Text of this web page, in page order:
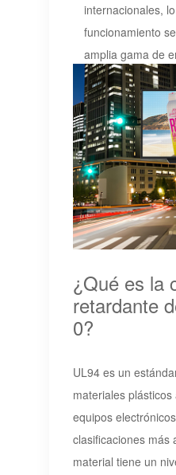
internacionales,
funcionamiento
amplia gama de
¿Qué es la
retardante
0?
UL94 es un
materiales
equipos
clasificaciones más
material tiene un